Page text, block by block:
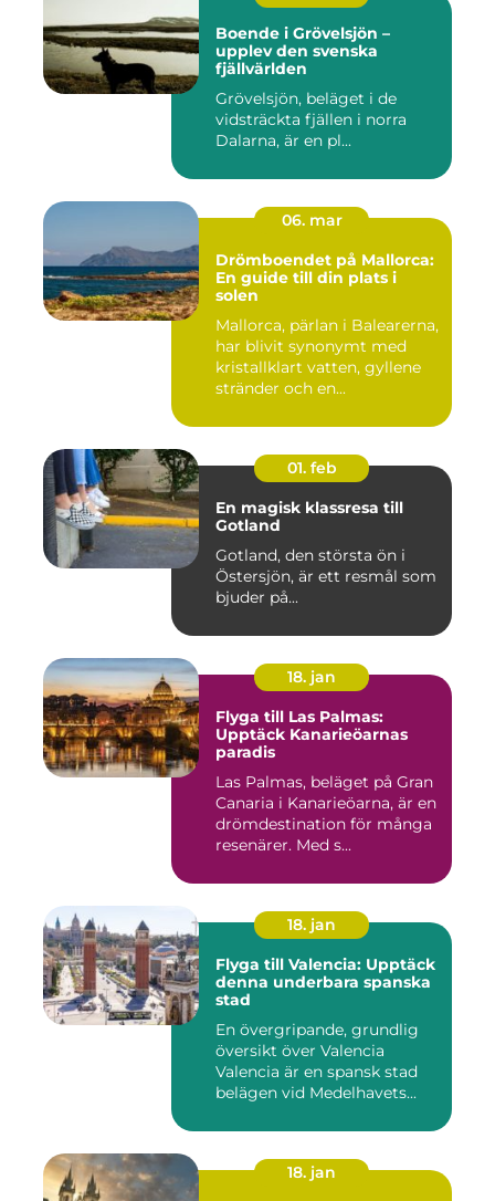
Boende i Grövelsjön –
upplev den svenska
fjällvärlden
Grövelsjön, beläget i de
vidsträckta fjällen i norra
Dalarna, är en pl...
06. mar
Drömboendet på Mallorca:
En guide till din plats i
solen
Mallorca, pärlan i Balearerna,
har blivit synonymt med
kristallklart vatten, gyllene
stränder och en...
01. feb
En magisk klassresa till
Gotland
Gotland, den största ön i
Östersjön, är ett resmål som
bjuder på...
18. jan
Flyga till Las Palmas:
Upptäck Kanarieöarnas
paradis
Las Palmas, beläget på Gran
Canaria i Kanarieöarna, är en
drömdestination för många
resenärer. Med s...
18. jan
Flyga till Valencia: Upptäck
denna underbara spanska
stad
En övergripande, grundlig
översikt över Valencia
Valencia är en spansk stad
belägen vid Medelhavets...
18. jan